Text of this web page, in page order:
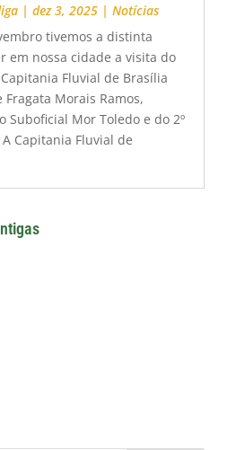
| dez 3, 2025| Notícias
tivemos a distinta
em nossa cidade a visita do
Fluvial de Brasília
Fragata Morais Ramos,
Suboficial Mor Toledo e do 2º
A Capitania Fluvial de